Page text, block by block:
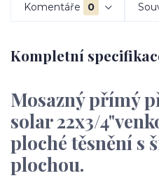
Komentáře 0
Kompletní
Mosazný přímý
solar 22x3/
ploché těsnění s
plochou.